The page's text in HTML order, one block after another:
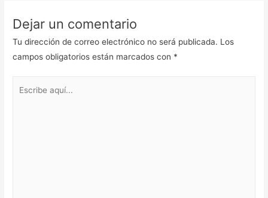
Dejar un comentario
Tu dirección de correo electrónico no será publicada. Los
campos obligatorios están marcados con *